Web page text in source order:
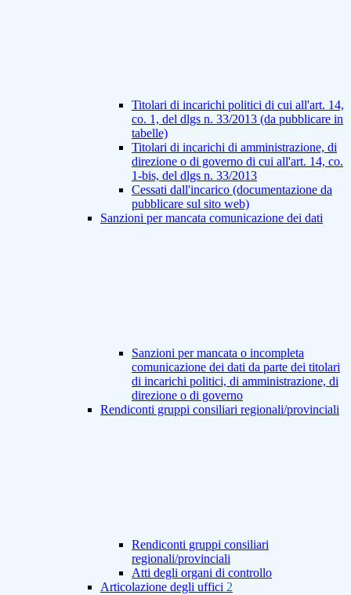
Titolari di incarichi politici di cui all'art. 14,
co. 1, del dlgs n. 33/2013 (da pubblicare in
tabelle)
Titolari di incarichi di amministrazione, di
direzione o di governo di cui all'art. 14, co.
1-bis, del dlgs n. 33/2013
Cessati dall'incarico (documentazione da
pubblicare sul sito web)
Sanzioni per mancata comunicazione dei dati
Sanzioni per mancata o incompleta
comunicazione dei dati da parte dei titolari
di incarichi politici, di amministrazione, di
direzione o di governo
Rendiconti gruppi consiliari regionali/provinciali
Rendiconti gruppi consiliari
regionali/provinciali
Atti degli organi di controllo
Articolazione degli uffici 2